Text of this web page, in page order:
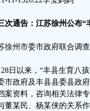
次通告：江苏徐州公布“
徐州市委市政府联合调
28日以来，“丰县生育八
市政府及丰县县委县政
案资料，咨询相关法律
董某民、杨某侠的关系